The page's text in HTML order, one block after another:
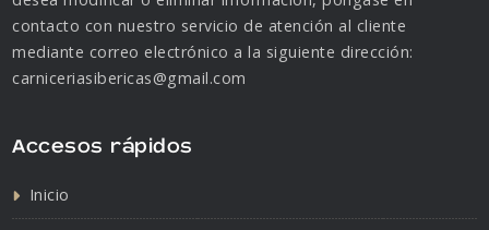
contacto con nuestro servicio de atención al cliente
mediante correo electrónico a la siguiente dirección:
carniceriasibericas@gmail.com
Accesos rápidos
Inicio